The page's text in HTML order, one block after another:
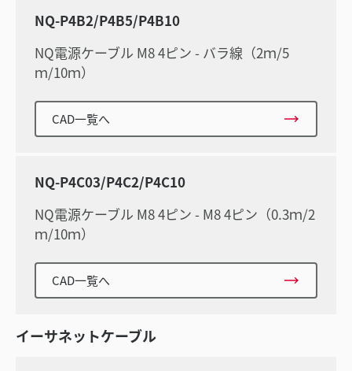
NQ-P4B2/P4B5/P4B10
NQ電源ケーブル M8 4ピン - バラ線（2ｍ/5
ｍ/10ｍ）
CAD一覧へ
NQ-P4C03/P4C2/P4C10
NQ電源ケーブル M8 4ピン - M8 4ピン（0.3ｍ/2
ｍ/10ｍ）
CAD一覧へ
イーサネットケーブル